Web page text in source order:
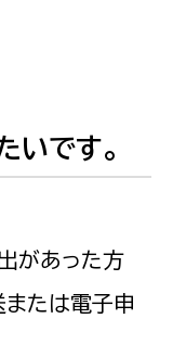
いです。
があった方
または電子申